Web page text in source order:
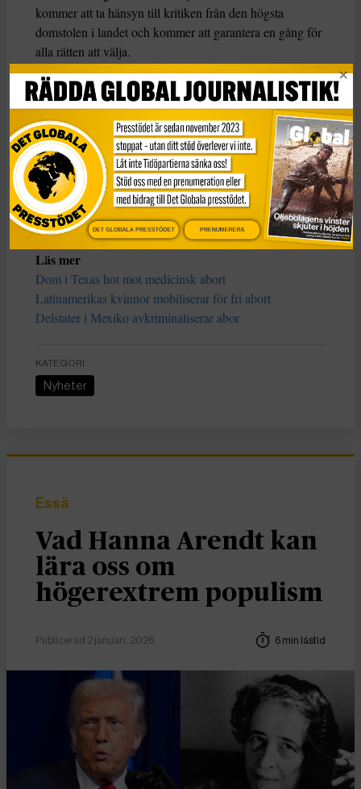
kommer att ta hänsyn till kritiken från den högsta
domstolen i landet och kommer att garantera en gång för
alla rätten att välja.
Onsdagens dom kanockså locka kvinnor från den
amerikanska södern för att resa till Mexiko. Femton
amerikanska delstater har antagit lagar som förbjuder
aborter så tidigt som vid sex veckors graviditet. I Texas
erbjuds invånare nu till och med belöning i form av
kontanter om de anger någon till myndigheterna för
brottet att planera en abort.
***
Läs mer
Dom i Texas hot mot medicinsk abort
Latinamerikas kvinnor mobiliserar för fri abort
Delstater i Mexiko avkriminaliserar abor
KATEGORI
Nyheter
Essä
Vad Hanna Arendt kan
lära oss om
högerextrem populism
Publicerad 2 januari, 2026 6 min lästid
DET GLOBALA PRESSTÖDET PRENUMERERA